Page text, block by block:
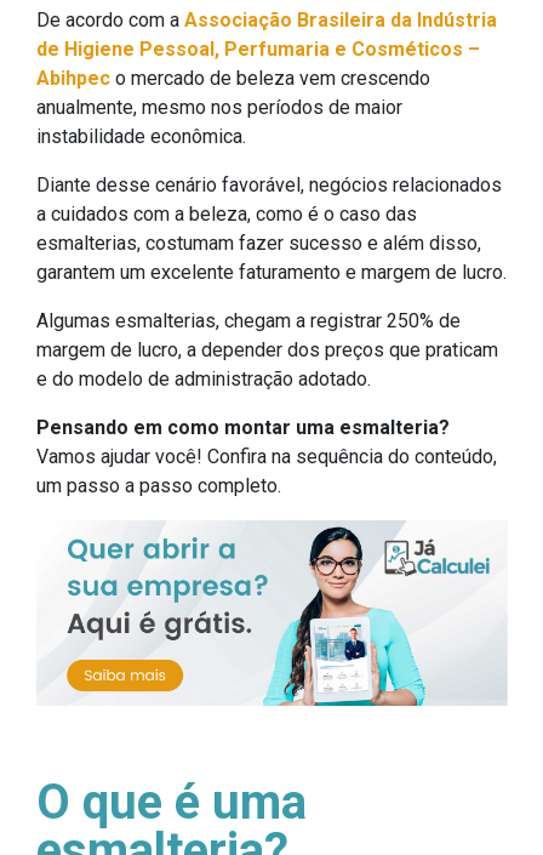
De acordo com a Associação Brasileira da Indústria
de Higiene Pessoal, Perfumaria e Cosméticos –
Abihpec o mercado de beleza vem crescendo
anualmente, mesmo nos períodos de maior
instabilidade econômica.
Diante desse cenário favorável, negócios relacionados
a cuidados com a beleza, como é o caso das
esmalterias, costumam fazer sucesso e além disso,
garantem um excelente faturamento e margem de lucro.
Algumas esmalterias, chegam a registrar 250% de
margem de lucro, a depender dos preços que praticam
e do modelo de administração adotado.
Pensando em como montar uma esmalteria?
Vamos ajudar você! Confira na sequência do conteúdo,
um passo a passo completo.
O que é uma